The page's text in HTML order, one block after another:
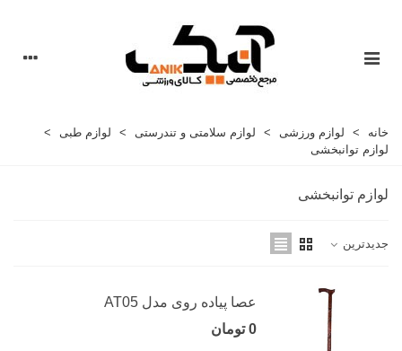
خانه > لوازم ورزشی > لوازم سلامتی و تندرستی > لوازم طبی
>
لوازم توانبخشی
لوازم توانبخشی
جدیدترین
عصا پیاده روی مدل AT05
0 تومان